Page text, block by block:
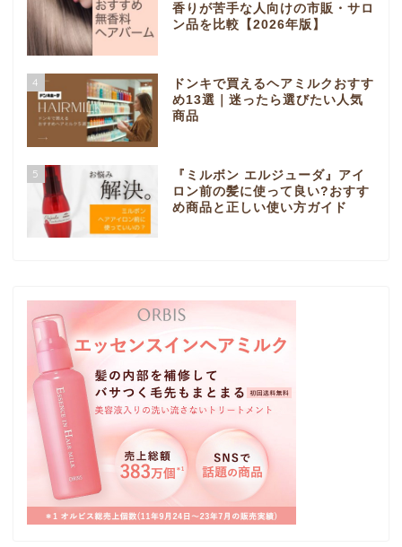
香りが苦手な人向けの市販・サロ
ン品を比較【2026年版】
4
ドンキで買えるヘアミルクおすす
め13選｜迷ったら選びたい人気
商品
5
『ミルボン エルジューダ』アイ
ロン前の髪に使って良い?おすす
め商品と正しい使い方ガイド